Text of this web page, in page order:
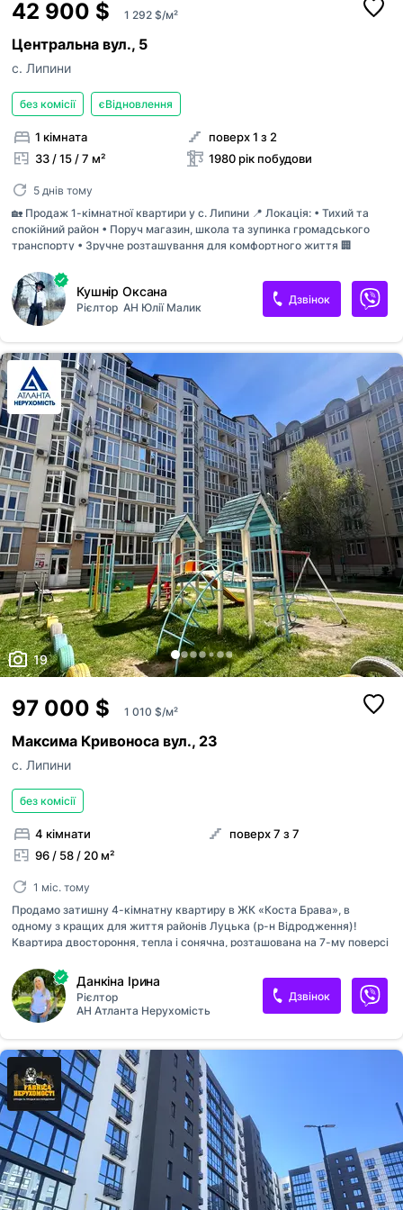
42 900 $ 1 292 $/м²
Центральна вул., 5
с. Липини
без комісії єВідновлення
1 кімната
33 / 15 / 7 м²
поверх 1 з 2
1980 рік побудови
5 днів тому
🏡 Продаж 1-кімнатної квартири у с. Липини 📍 Локація: • Тихий та
спокійний район • Поруч магазин, школа та зупинка громадського
транспорту • Зручне розташування для комфортного життя 🏢
Окремий вхід — максимум приватності та зручності • Утеплений
фасад 🔥 Комунікації: • Електричне опалення • Встановлений бойлер •
Лічильники на комунальні послуги 🛋 Комплектація: • Квартира
продається з меблями та технікою • Пральна машина • Все необхідне
для проживання — можна одразу заселятись 🌿 Додаткові переваги:
• Можливість облаштування власної прибудинкової території •
Ідеальний варіант як для проживання, так і для інвестиції ✨ Затишне
житло...
Кушнір Оксана
Рієлтор АН Юлії Малик
Дзвінок
19
97 000 $ 1 010 $/м²
Максима Кривоноса вул., 23
с. Липини
без комісії
4 кімнати
96 / 58 / 20 м²
поверх 7 з 7
1 міс. тому
Продамо затишну 4-кімнатну квартиру в ЖК «Коста Брава», в
одному з кращих для життя районів Луцька (р-н Відродження)!
Квартира двостороння, тепла і сонячна, розташована на 7-му поверсі
площа квартири – 96 кв. м., житлова 58 кв. м.. Зручне планування:
комфортна кухня 19,6 кв.м. з панорамними вікнами, простора
вітальня з балконом, три спальні кімнати, сумісний санвузол, коридор
і кладовка. Автономне газове опалення (двоконтурний газовий
котел), наявний стабілізатор подачі тепла. В наявності кондиціонер,
відеодомофон. Встановлені металопластикові вікна і надійні вхідні
двері. Квартира повністю укомплектована, продаж відбуваєтьс...
Данкіна Ірина
Рієлтор
АН Атланта Нерухомість
Дзвінок